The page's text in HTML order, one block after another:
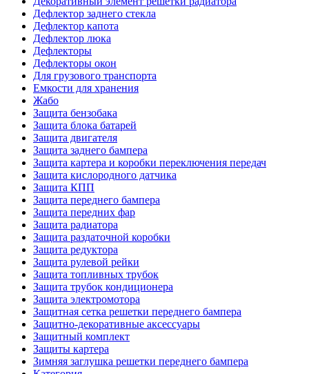
Дефлектор заднего стекла
Дефлектор капота
Дефлектор люка
Дефлекторы
Дефлекторы окон
Для грузового транспорта
Емкости для хранения
Жабо
Защита бензобака
Защита блока батарей
Защита двигателя
Защита заднего бампера
Защита картера и коробки переключения передач
Защита кислородного датчика
Защита КПП
Защита переднего бампера
Защита передних фар
Защита радиатора
Защита раздаточной коробки
Защита редуктора
Защита рулевой рейки
Защита топливных трубок
Защита трубок кондиционера
Защита электромотора
Защитная сетка решетки переднего бампера
Защитно-декоративные аксессуары
Защитный комплект
Защиты картера
Зимняя заглушка решетки переднего бампера